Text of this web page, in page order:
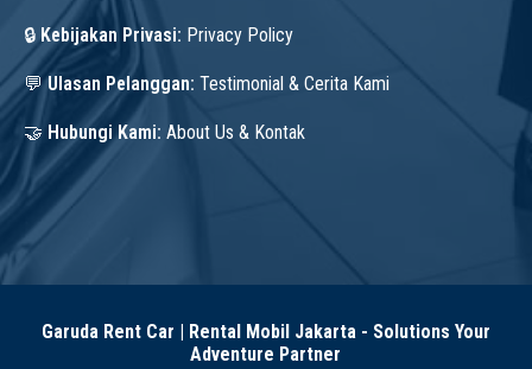
🔒 Kebijakan Privasi: Privacy Policy
💬Ulasan Pelanggan: Testimonial & Cerita Kami
🤝 Hubungi Kami: About Us & Kontak
Garuda Rent Car | Rental Mobil Jakarta - Solutions Your
Adventure Partner